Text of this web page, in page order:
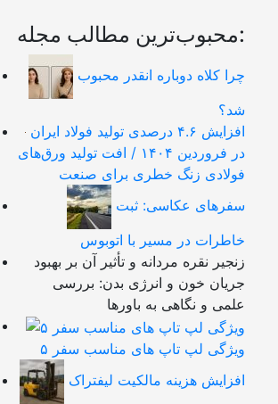
محبوب‌ترین مطالب مجله:
چرا کلاه دوباره انقدر محبوب
شد؟
افزایش ۴.۶ درصدی تولید فولاد ایران
در فروردین ۱۴۰۴ / افت تولید ورق‌های
فولادی زنگ خطری برای صنعت
سفرهای عکاسی: ثبت
خاطرات در مسیر با اتوبوس
زنجیر نقره مردانه و تأثیر آن بر بهبود
جریان خون و انرژی بدن: بررسی
علمی و نگاهی به باورها
۵ ویژگی لپ تاپ های مناسب سفر
افزایش هزینه مالکیت لیفتراک